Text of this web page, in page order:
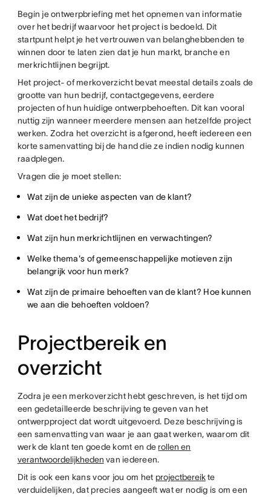
Begin je ontwerpbriefing met het opnemen van informatie
over het bedrijf waarvoor het project is bedoeld. Dit
startpunt helpt je het vertrouwen van belanghebbenden te
winnen door te laten zien dat je hun markt, branche en
merkrichtlijnen begrijpt.
Het project- of merkoverzicht bevat meestal details zoals de
grootte van hun bedrijf, contactgegevens, eerdere
projecten of hun huidige ontwerpbehoeften. Dit kan vooral
nuttig zijn wanneer meerdere mensen aan hetzelfde project
werken. Zodra het overzicht is afgerond, heeft iedereen een
korte samenvatting bij de hand die ze indien nodig kunnen
raadplegen.
Vragen die je moet stellen:
Wat zijn de unieke aspecten van de klant?
Wat doet het bedrijf?
Wat zijn hun merkrichtlijnen en verwachtingen?
Welke thema's of gemeenschappelijke motieven zijn
belangrijk voor hun merk?
Wat zijn de primaire behoeften van de klant? Hoe kunnen
we aan die behoeften voldoen?
Projectbereik en
overzicht
Zodra je een merkoverzicht hebt geschreven, is het tijd om
een gedetailleerde beschrijving te geven van het
ontwerpproject dat wordt uitgevoerd. Deze beschrijving is
een samenvatting van waar je aan gaat werken, waarom dit
werk de klant ten goede komt en de rollen en
verantwoordelijkheden van iedereen.
Dit is ook een kans voor jou om het projectbereikte
verduidelijken, dat precies aangeeft wat er nodig is om een